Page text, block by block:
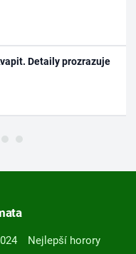
Detaily prozrazuje
Nejlepší horory